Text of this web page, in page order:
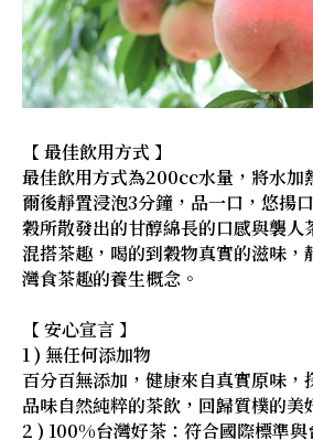
【 最佳飲用方式 】
最佳飲用方式為200cc水量，將水
爾後靜置浸泡3分鐘，品一口，悠揚
穀所散發出的甘醇綿長的口感與襲人
混搭茶趣，喝的到穀物真實的滋味，
灣食茶趣的養生概念。
【 安心宣言 】
1 ) 無任何添加物
百分百無添加，健康來自真實原味，
品味自然純粹的茶飲，回歸質樸的美
2 ) 100%台灣好茶：符合國際標準